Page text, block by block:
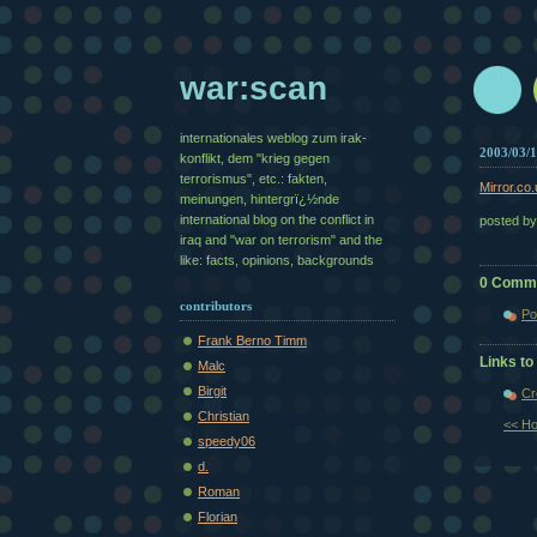
2003/03/
posted
0
Links
<<
war:scan
internationales weblog zum irak-
konflikt, dem "krieg gegen
terrorismus", etc.: fakten,
meinungen, hintergrï¿½nde
international blog on the conflict in
iraq and "war on terrorism" and the
like: facts, opinions, backgrounds
contributors
Frank Berno Timm
Malc
Birgit
Christian
speedy06
d.
Roman
Florian